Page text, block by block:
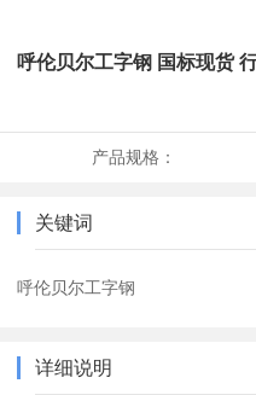
呼伦贝尔工字钢 国标现货
产品规格：
关键词
呼伦贝尔工字钢
详细说明